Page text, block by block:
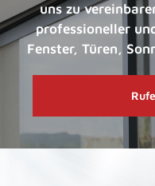
uns zu
professioneller
Fenster, Türen,